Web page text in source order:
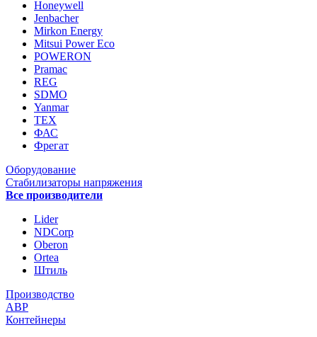
Honeywell
Jenbacher
Mirkon Energy
Mitsui Power Eco
POWERON
Pramac
REG
SDMO
Yanmar
ТЕХ
ФАС
Фрегат
Оборудование
Стабилизаторы напряжения
Все производители
Lider
NDCorp
Oberon
Ortea
Штиль
Производство
АВР
Контейнеры